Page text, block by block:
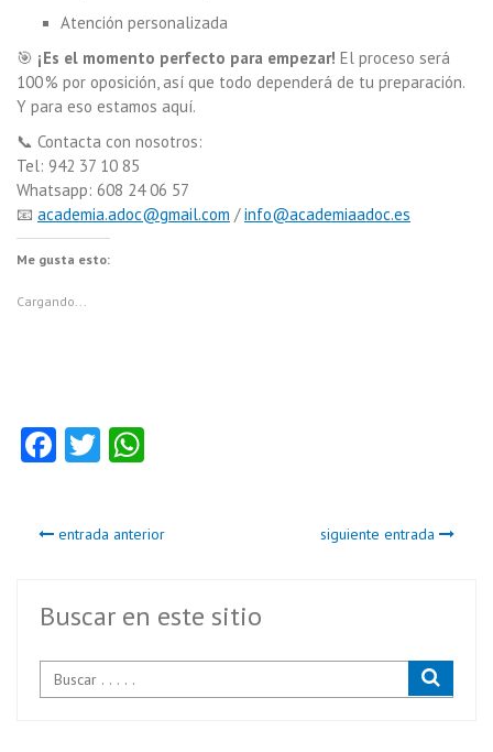
Atención personalizada
🎯 ¡Es el momento perfecto para empezar! El proceso será
100 % por oposición, así que todo dependerá de tu preparación.
Y para eso estamos aquí.
📞 Contacta con nosotros:
Tel: 942 37 10 85
Whatsapp: 608 24 06 57
📧 academia.adoc@gmail.com /info@academiaadoc.es
Me gusta esto:
Cargando...
Fa
o
k
T
er A
p
entrada anterior siguiente entrada
Buscar en este sitio